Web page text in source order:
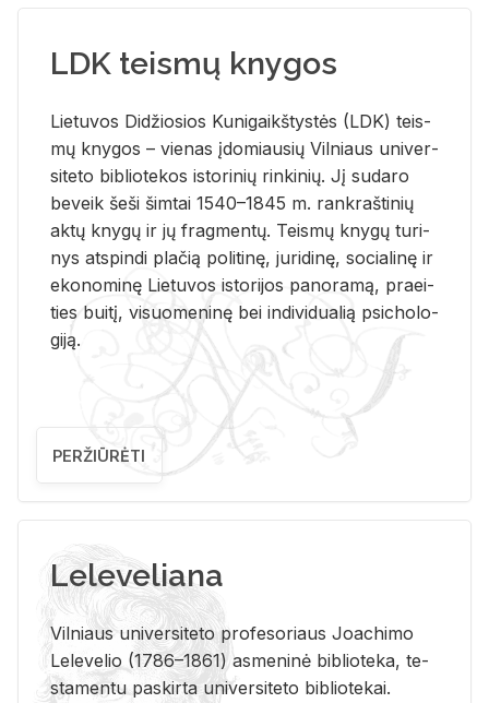
LDK teismų knygos
Lie­tu­vos Di­džio­sios Ku­ni­gaikš­tys­tės (LDK) teis­
mų kny­gos – vie­nas įdo­miau­sių Vil­niaus uni­ver­
si­te­to bi­b­lio­te­kos is­to­ri­nių rin­ki­nių. Jį su­da­ro
be­veik šeši šim­tai 1540–1845 m. rank­raš­ti­nių
aktų kny­gų ir jų frag­men­tų. Teis­mų kny­gų tu­ri­
nys at­spin­di pla­čią po­li­ti­nę, ju­ri­di­nę, so­cia­li­nę ir
eko­no­mi­nę Lie­tu­vos is­to­ri­jos pa­no­ra­mą, pra­ei­
ties bui­tį, vi­suo­me­ni­nę bei in­di­vi­dua­lią psi­cho­lo­
gi­ją.
PERŽIŪRĖTI
Leleveliana
Vil­niaus uni­ver­si­te­to pro­fe­so­riaus Jo­a­chi­mo
Le­le­ve­lio (1786–1861) as­me­ni­nė bi­b­lio­te­ka, te­
sta­men­tu pa­skir­ta uni­ver­si­te­to bi­b­lio­te­kai.